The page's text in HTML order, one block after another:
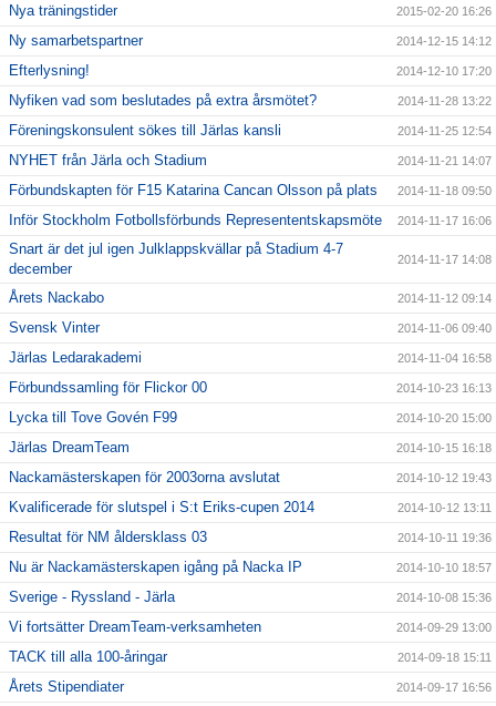
Nya träningstider 2015-02-20 16:26
Ny samarbetspartner 2014-12-15 14:12
Efterlysning! 2014-12-10 17:20
Nyfiken vad som beslutades på extra årsmötet? 2014-11-28 13:22
Föreningskonsulent sökes till Järlas kansli 2014-11-25 12:54
NYHET från Järla och Stadium 2014-11-21 14:07
Förbundskapten för F15 Katarina Cancan Olsson på plats 2014-11-18 09:50
Inför Stockholm Fotbollsförbunds Represententskapsmöte 2014-11-17 16:06
Snart är det jul igen Julklappskvällar på Stadium 4-7
december
2014-11-17 14:08
Årets Nackabo 2014-11-12 09:14
Svensk Vinter 2014-11-06 09:40
Järlas Ledarakademi 2014-11-04 16:58
Förbundssamling för Flickor 00 2014-10-23 16:13
Lycka till Tove Govén F99 2014-10-20 15:00
Järlas DreamTeam 2014-10-15 16:18
Nackamästerskapen för 2003orna avslutat 2014-10-12 19:43
Kvalificerade för slutspel i S:t Eriks-cupen 2014 2014-10-12 13:11
Resultat för NM åldersklass 03 2014-10-11 19:36
Nu är Nackamästerskapen igång på Nacka IP 2014-10-10 18:57
Sverige - Ryssland - Järla 2014-10-08 15:36
Vi fortsätter DreamTeam-verksamheten 2014-09-29 13:00
TACK till alla 100-åringar 2014-09-18 15:11
Årets Stipendiater 2014-09-17 16:56